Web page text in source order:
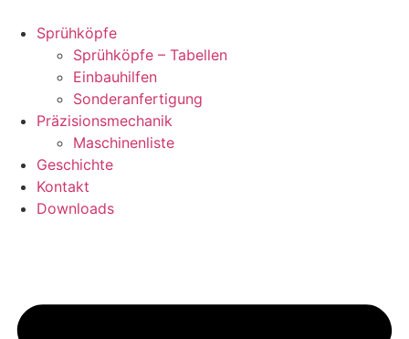
Inhalt
springen
Sprühköpfe
Sprühköpfe – Tabellen
Einbauhilfen
Sonderanfertigung
Präzisionsmechanik
Maschinenliste
Geschichte
Kontakt
Downloads